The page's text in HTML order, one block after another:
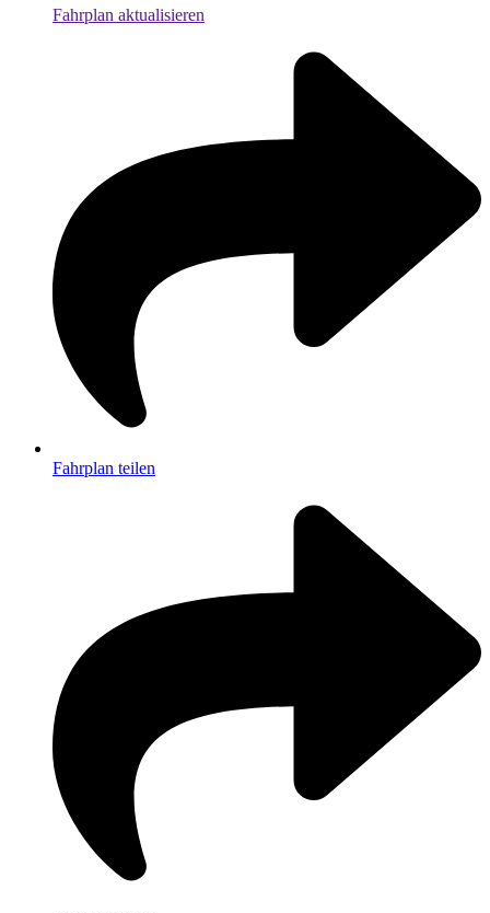
Fahrplan aktualisieren
Fahrplan teilen